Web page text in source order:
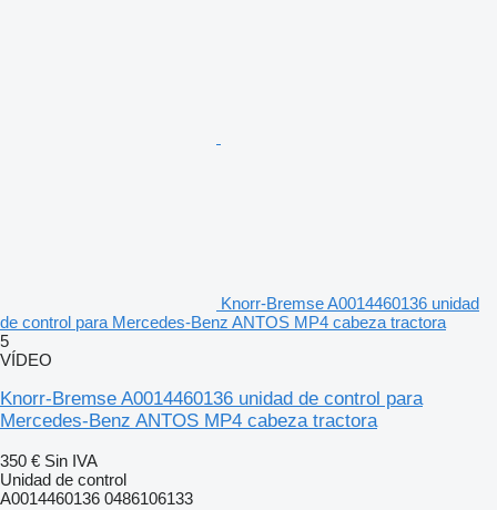
Knorr-Bremse A0014460136 unidad
de control para Mercedes-Benz ANTOS MP4 cabeza tractora
5
VÍDEO
Knorr-Bremse A0014460136 unidad de control para
Mercedes-Benz ANTOS MP4 cabeza tractora
350 € Sin IVA
Unidad de control
A0014460136 0486106133